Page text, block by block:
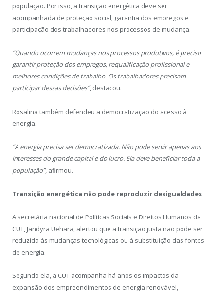
população. Por isso, a transição energética deve ser
acompanhada de proteção social, garantia dos empregos e
participação dos trabalhadores nos processos de mudança.
“Quando ocorrem mudanças nos processos produtivos, é preciso
garantir proteção dos empregos, requalificação profissional e
melhores condições de trabalho. Os trabalhadores precisam
participar dessas decisões”, destacou.
Rosalina também defendeu a democratização do acesso à
energia.
“A energia precisa ser democratizada. Não pode servir apenas aos
interesses do grande capital e do lucro. Ela deve beneficiar toda a
população”, afirmou.
Transição energética não pode reproduzir desigualdades
A secretária nacional de Políticas Sociais e Direitos Humanos da
CUT, Jandyra Uehara, alertou que a transição justa não pode ser
reduzida às mudanças tecnológicas ou à substituição das fontes
de energia.
Segundo ela, a CUT acompanha há anos os impactos da
expansão dos empreendimentos de energia renovável,